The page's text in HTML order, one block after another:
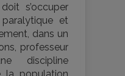
s’occuper
et
dans un
professeur
discipline
la population